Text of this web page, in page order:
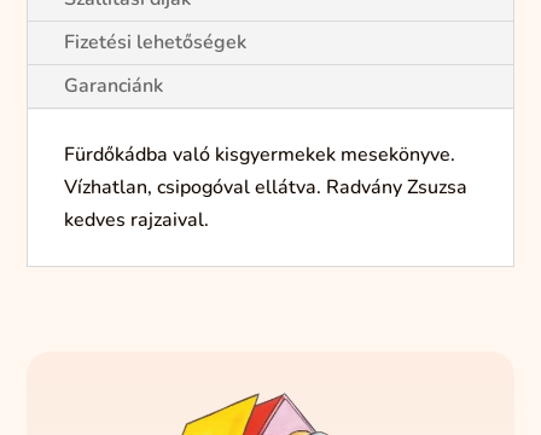
Fizetési lehetőségek
Garanciánk
Fürdőkádba való kisgyermekek mesekönyve.
Vízhatlan, csipogóval ellátva. Radvány Zsuzsa
kedves rajzaival.